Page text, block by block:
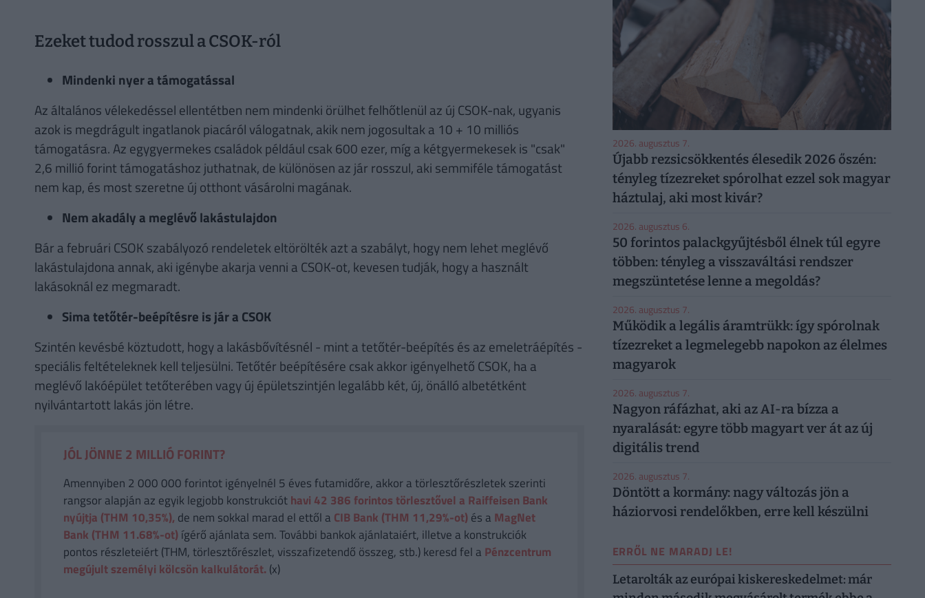
Ezeket tudod rosszul a CSOK-ról
Mindenki nyer a támogatással
Az általános vélekedéssel ellentétben nem mindenki örülhet felhőtlenül az új CSOK-nak, ugyanis
azok is megdrágult ingatlanok piacáról válogatnak, akik nem jogosultak a 10 + 10 milliós
támogatásra. Az egygyermekes családok például csak 600 ezer, míg a kétgyermekesek is "csak"
2,6 millió forint támogatáshoz juthatnak, de különösen az jár rosszul, aki semmiféle támogatást
nem kap, és most szeretne új otthont vásárolni magának.
Nem akadály a meglévő lakástulajdon
Bár a februári CSOK szabályozó rendeletek eltörölték azt a szabályt, hogy nem lehet meglévő
lakástulajdona annak, aki igénybe akarja venni a CSOK-ot, kevesen tudják, hogy a használt
lakásoknál ez megmaradt.
Sima tetőtér-beépítésre is jár a CSOK
Szintén kevésbé köztudott, hogy a lakásbővítésnél - mint a tetőtér-beépítés és az emeletráépítés -
speciális feltételeknek kell teljesülni. Tetőtér beépítésére csak akkor igényelhető CSOK, ha a
meglévő lakóépület tetőterében vagy új épületszintjén legalább két, új, önálló albetétként
nyilvántartott lakás jön létre.
JÓL JÖNNE 2 MILLIÓ FORINT?
Amennyiben 2 000 000 forintot igényelnél 5 éves futamidőre, akkor a törlesztőrészletek szerinti
rangsor alapján az egyik legjobb konstrukcióthavi 42 386 forintos törlesztővel a Raiffeisen Bank
nyújtja (THM 10,35%), de nem sokkal marad el ettől a CIB Bank (THM 11,29%-ot)és a MagNet
Bank (THM 11.68%-ot)ígérő ajánlata sem. További bankok ajánlataiért, illetve a konstrukciók
pontos részleteiért (THM, törlesztőrészlet, visszafizetendő összeg, stb.) keresd fel a Pénzcentrum
megújult személyi kölcsön kalkulátorát. (x)
2026. augusztus 7.
Újabb rezsicsökkentés élesedik 2026 őszén:
tényleg tízezreket spórolhat ezzel sok magyar
háztulaj, aki most kivár?
2026. augusztus 6.
50 forintos palackgyűjtésből élnek túl egyre
többen: tényleg a visszaváltási rendszer
megszüntetése lenne a megoldás?
2026. augusztus 7.
Működik a legális áramtrükk: így spórolnak
tízezreket a legmelegebb napokon az élelmes
magyarok
2026. augusztus 7.
Nagyon ráfázhat, aki az AI-ra bízza a
nyaralását: egyre több magyart ver át az új
digitális trend
2026. augusztus 7.
Döntött a kormány: nagy változás jön a
háziorvosi rendelőkben, erre kell készülni
ERRŐL NE MARADJ LE!
Letarolták az európai kiskereskedelmet: már